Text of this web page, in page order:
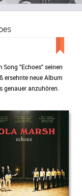
"Echoes" seinen
ersehnte neue Album
genauer anzuhören.